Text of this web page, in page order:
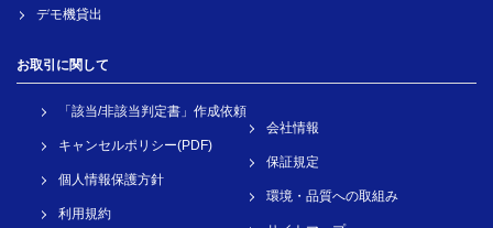
デモ機貸出
お取引に関して
「該当/非該当判定書」作成依頼
キャンセルポリシー(PDF)
個人情報保護方針
利用規約
会社情報
保証規定
環境・品質への取組み